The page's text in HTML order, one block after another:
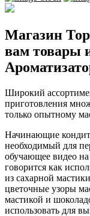
Магазин
вам товары
Широкий
приготовления
только опытному
Начинающие
необходимый для
обучающее видео
говорится как
из сахарной
цветочные узоры
мастикой и
использовать для